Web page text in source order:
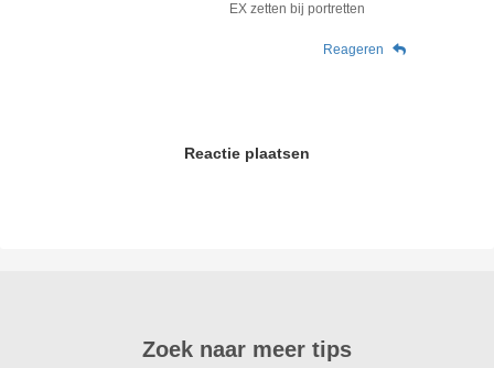
EX zetten bij portretten
Reageren
Reactie plaatsen
Zoek naar meer tips